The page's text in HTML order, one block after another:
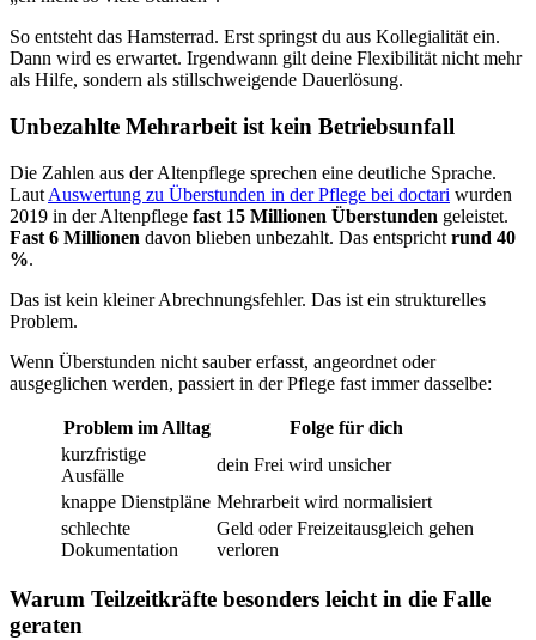
So entsteht das Hamsterrad. Erst springst du aus Kollegialität ein.
Dann wird es erwartet. Irgendwann gilt deine Flexibilität nicht mehr
als Hilfe, sondern als stillschweigende Dauerlösung.
Unbezahlte Mehrarbeit ist kein Betriebsunfall
Die Zahlen aus der Altenpflege sprechen eine deutliche Sprache.
Laut Auswertung zu Überstunden in der Pflege bei doctari wurden
2019 in der Altenpflege fast 15 Millionen Überstunden geleistet.
Fast 6 Millionen davon blieben unbezahlt. Das entspricht rund 40
%.
Das ist kein kleiner Abrechnungsfehler. Das ist ein strukturelles
Problem.
Wenn Überstunden nicht sauber erfasst, angeordnet oder
ausgeglichen werden, passiert in der Pflege fast immer dasselbe:
Problem im Alltag
Folge für dich
kurzfristige
Ausfälle
dein Frei wird unsicher
knappe Dienstpläne Mehrarbeit wird normalisiert
schlechte
Dokumentation
Geld oder Freizeitausgleich gehen
verloren
Warum Teilzeitkräfte besonders leicht in die Falle
geraten